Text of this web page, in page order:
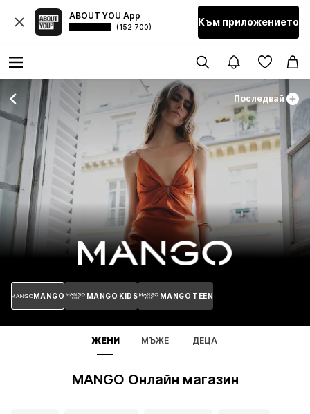
ABOUT YOU App
(152 700) Към приложението
Последвай
MANGO MANGO KIDS MANGO TEEN
ЖЕНИ МЪЖЕ ДЕЦА
MANGO Онлайн магазин